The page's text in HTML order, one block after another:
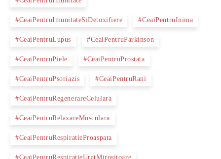
#CeaiPentruImunitateSiDetoxifiere #CeaiPentruInima
#CeaiPentruLupus #CeaiPentruParkinson
#CeaiPentruPiele #CeaiPentruProstata
#CeaiPentruPsoriazis #CeaiPentruRani
#CeaiPentruRegenerareCelulara
#CeaiPentruRelaxareMusculara
#CeaiPentruRespiratieProaspata
#CeaiPentruRespiratieUratMirositoare